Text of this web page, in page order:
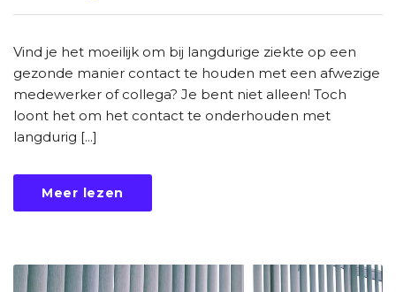
Vind je het moeilijk om bij langdurige ziekte op een
gezonde manier contact te houden met een afwezige
medewerker of collega? Je bent niet alleen! Toch
loont het om het contact te onderhouden met
langdurig [...]
Meer lezen